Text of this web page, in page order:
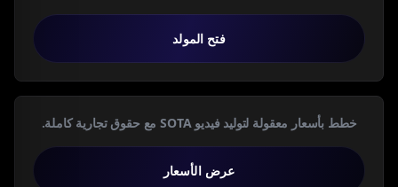
فتح المولد
خطط بأسعار معقولة لتوليد فيديو SOTA مع حقوق تجارية كاملة.
عرض الأسعار